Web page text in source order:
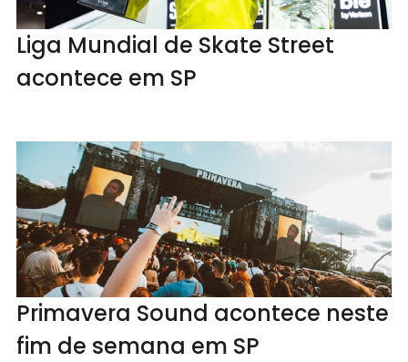
Liga Mundial de Skate Street
acontece em SP
Primavera Sound acontece neste
fim de semana em SP